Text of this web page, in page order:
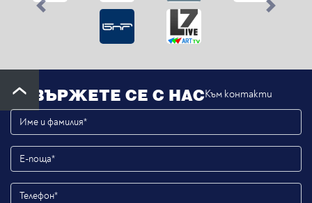
Previous Next
СВЪРЖЕТЕ СЕ С НАСКъм контакти